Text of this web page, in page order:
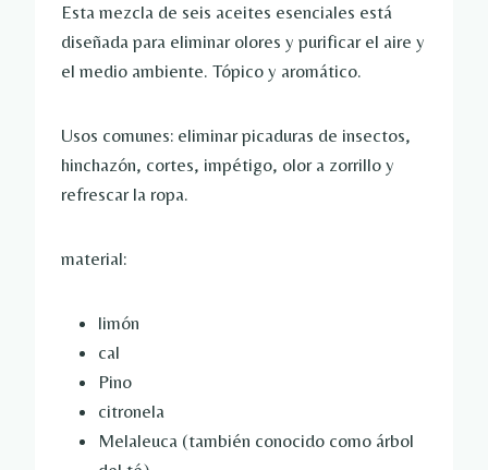
Esta mezcla de seis aceites esenciales está
diseñada para eliminar olores y purificar el aire y
el medio ambiente. Tópico y aromático.
Usos comunes: eliminar picaduras de insectos,
hinchazón, cortes, impétigo, olor a zorrillo y
refrescar la ropa.
material:
limón
cal
Pino
citronela
Melaleuca (también conocido como árbol